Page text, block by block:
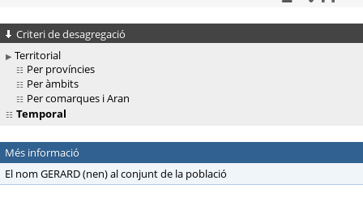
Criteri de desagregació
Territorial
Per províncies
Per àmbits
Per comarques i Aran
Temporal
Més informació
El nom GERARD (nen) al conjunt de la població